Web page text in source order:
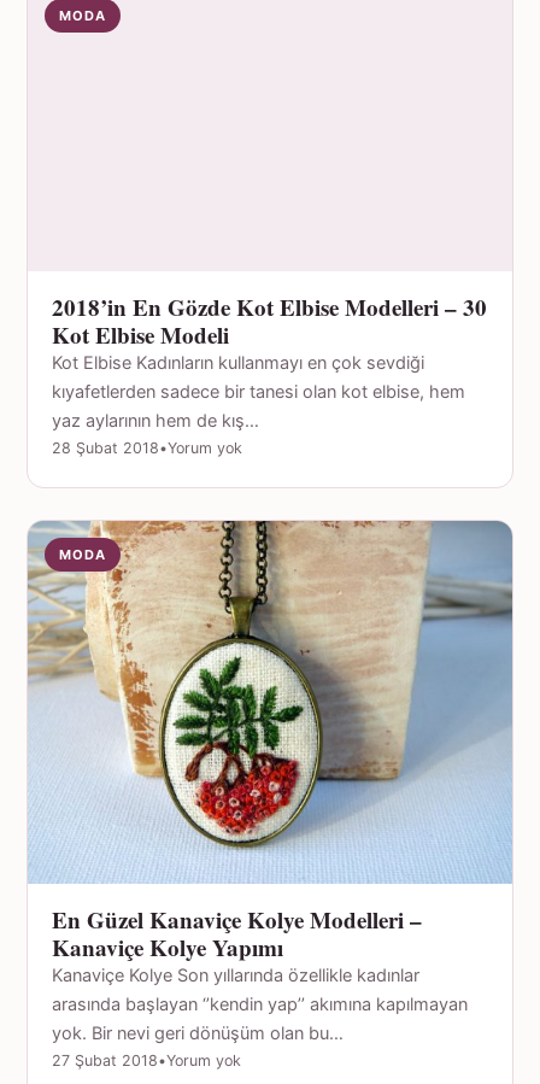
MODA
2018’in En Gözde Kot Elbise Modelleri – 30
Kot Elbise Modeli
Kot Elbise Kadınların kullanmayı en çok sevdiği
kıyafetlerden sadece bir tanesi olan kot elbise, hem
yaz aylarının hem de kış…
28 Şubat 2018•Yorum yok
MODA
En Güzel Kanaviçe Kolye Modelleri –
Kanaviçe Kolye Yapımı
Kanaviçe Kolye Son yıllarında özellikle kadınlar
arasında başlayan ‘’kendin yap’’ akımına kapılmayan
yok. Bir nevi geri dönüşüm olan bu…
27 Şubat 2018•Yorum yok